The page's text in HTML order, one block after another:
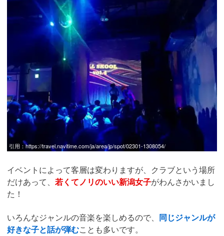
引用：https://travel.navitime.com/ja/area/jp/spot/02301-1308054/
イベントによって客層は変わりますが、クラブという場所
だけあって、 若くてノリのいい新潟女子がわんさかいまし
た！
いろんなジャンルの音楽を楽しめるので、 同じジャンルが
好きな子と話が弾むことも多いです。